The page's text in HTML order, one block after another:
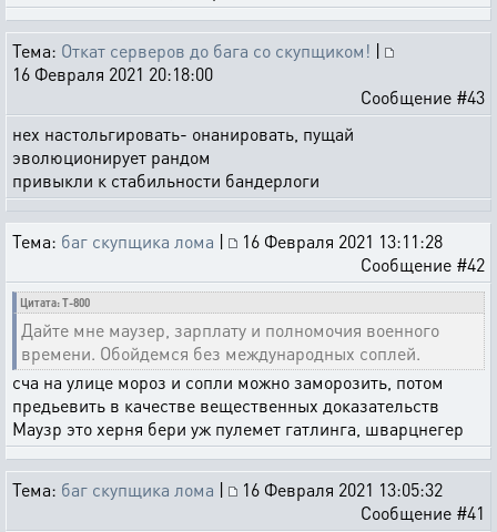
Тема: Откат серверов до бага со скупщиком! |
16 Февраля 2021 20:18:00
Сообщение #43
нех настольгировать- онанировать, пущай
эволюционирует рандом
привыкли к стабильности бандерлоги
Тема: баг скупщика лома |
16 Февраля 2021 13:11:28
Сообщение #42
Цитата: T-800
Дайте мне маузер, зарплату и полномочия военного
времени. Обойдемся без международных соплей.
сча на улице мороз и сопли можно заморозить, потом
предьевить в качестве вещественных доказательств
Маузр это херня бери уж пулемет гатлинга, шварцнегер
Тема: баг скупщика лома |
16 Февраля 2021 13:05:32
Сообщение #41